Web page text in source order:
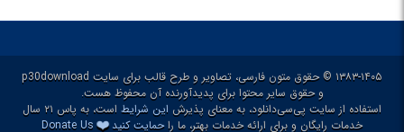
۱۳۸۳-۱۴۰۵ © حقوق متون فارسی، تصاویر و طرح قالب برای سایت p30download
و حقوق سایر محتوا برای پدیدآورنده آن محفوظ هست.
استفاده از سایت پی‌سی‌دانلود، به معنای پذیرش این شرایط
است، به پاس ۲۱ سال
خدمات رایگان و برای ارائه خدمات بهتر، ما راحمایت کنید❤️
Donate Us